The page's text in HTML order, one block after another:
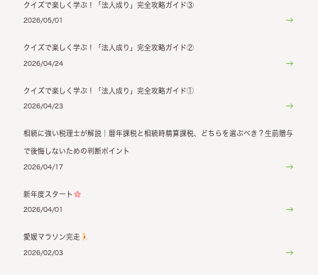
クイズで楽しく学ぶ！「法人成り」完全攻略ガイド③
2026/05/01
クイズで楽しく学ぶ！「法人成り」完全攻略ガイド②
2026/04/24
クイズで楽しく学ぶ！「法人成り」完全攻略ガイド①
2026/04/23
相続に強い税理士が解説｜暦年課税と相続時精算課税、どちらを選ぶべき？生前贈与
で後悔しないための判断ポイント
2026/04/17
新年度スタート
2026/04/01
愛媛マラソン完走
2026/02/03